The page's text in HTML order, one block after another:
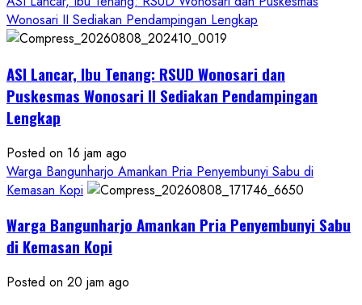
Wonosari II Sediakan Pendampingan Lengkap
ASI Lancar, Ibu Tenang: RSUD Wonosari dan
Puskesmas Wonosari II Sediakan Pendampingan
Lengkap
Posted on 16 jam ago
Warga Bangunharjo Amankan Pria Penyembunyi Sabu di
Kemasan Kopi
Warga Bangunharjo Amankan Pria Penyembunyi Sabu
di Kemasan Kopi
Posted on 20 jam ago